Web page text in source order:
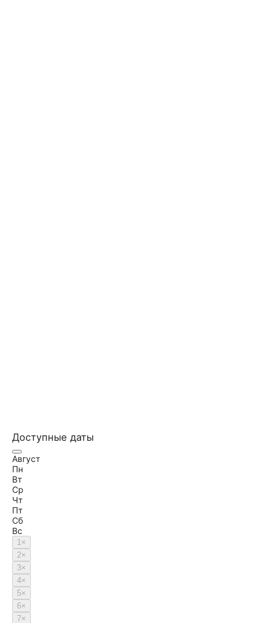
Доступные даты
Август
Пн
Вт
Ср
Чт
Пт
Сб
Вс
1×
2×
3×
4×
5×
6×
7×